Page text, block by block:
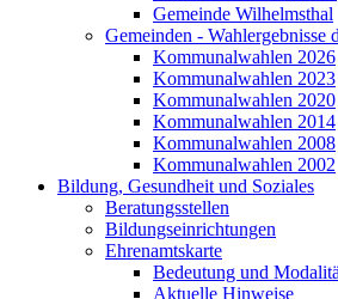
Gemeinde Wilhelmsthal
Gemeinden - Wahlergebnisse
Kommunalwahlen 2026
Kommunalwahlen 2023
Kommunalwahlen 2020
Kommunalwahlen 2014
Kommunalwahlen 2008
Kommunalwahlen 2002
Bildung, Gesundheit und Soziales
Beratungsstellen
Bildungseinrichtungen
Ehrenamtskarte
Bedeutung und
Aktuelle Hinweise